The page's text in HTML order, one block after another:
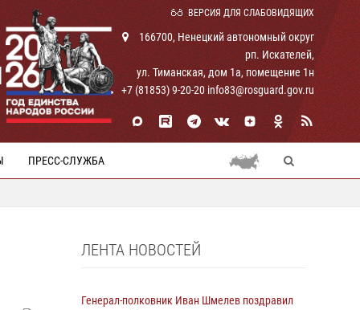
ВЕРСИЯ ДЛЯ СЛАБОВИДЯЩИХ
166700, Ненецкий автономный округ
рп. Искателей,
ул. Тиманская, дом 1а, помещение 1н
+7 (81853) 9-20-20 info83@rosguard.gov.ru
ПРЕСС-СЛУЖБА
ЛЕНТА НОВОСТЕЙ
Генерал-полковник Иван Шмелев поздравил